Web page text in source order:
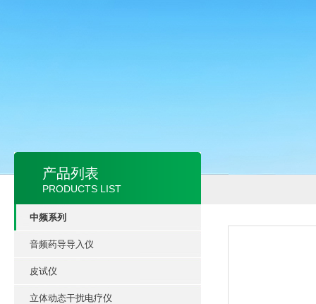
产品列表
PRODUCTS LIST
中频系列
音频药导导入仪
皮试仪
立体动态干扰电疗仪